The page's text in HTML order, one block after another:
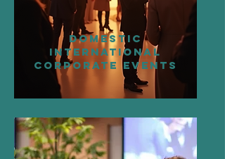
DOMESTIC
International
CORPORATE EVENTS